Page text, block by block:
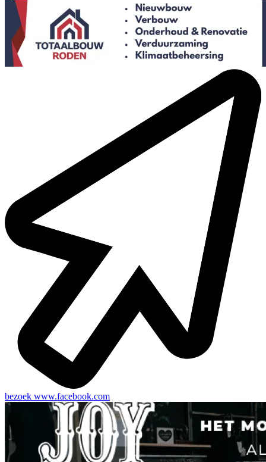
bezoek www.facebook.com